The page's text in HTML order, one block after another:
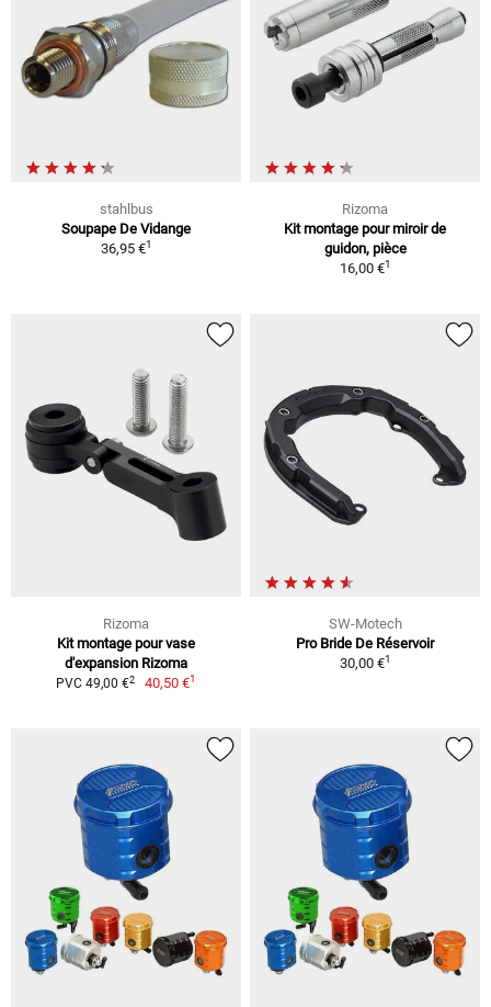
stahlbus
Soupape De Vidange
36,95 €1
Rizoma
Kit montage pour miroir de
guidon, pièce
16,00 €1
Rizoma
Kit montage pour vase
d'expansion Rizoma
PVC 49,00 €2 40,50 €1
SW-Motech
Pro Bride De Réservoir
30,00 €1